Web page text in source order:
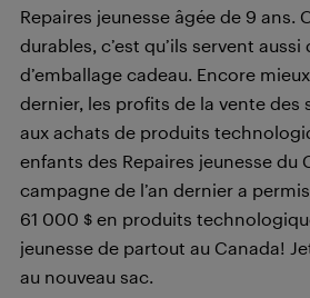
Repaires jeunesse âgée de 9 ans.
durables, c’est qu’ils servent aussi
d’emballage cadeau. Encore
dernier, les profits de la vente des
aux achats de produits
enfants des Repaires jeunesse du
campagne de l’an dernier a
61 000 $ en produits
jeunesse de partout au Canada!
au nouveau sac.